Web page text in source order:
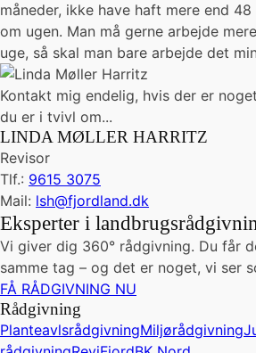
måneder, ikke have haft mere end
om ugen. Man må gerne arbejde
uge, så skal man bare arbejde det
Kontakt mig endelig, hvis der er
du er i tvivl om...
LINDA MØLLER HARRITZ
Revisor
Tlf.: 9615 3075
Mail: lsh@fjordland.dk
Eksperter i
Vi giver dig 360° rådgivning. Du får
samme tag – og det er noget, vi ser
FÅ RÅDGIVNING NU
Rådgivning
PlanteavlsrådgivningMiljørådgivning